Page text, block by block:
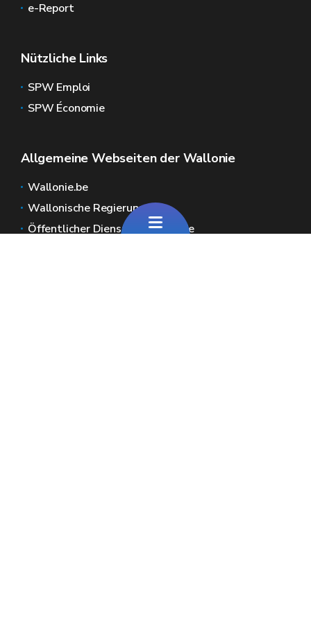
e-Report
Nützliche Links
SPW Emploi
SPW Économie
Allgemeine Webseiten der Wallonie
Wallonie.be
Wallonische Regierung
Öffentlicher Dienst der Wallonie